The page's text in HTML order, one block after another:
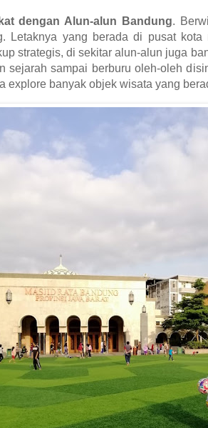
dengan Alun-alun Bandung.
Letaknya yang berada di pusat
strategis, di sekitar alun-alun juga
sejarah sampai berburu oleh-oleh
explore banyak objek wisata yang